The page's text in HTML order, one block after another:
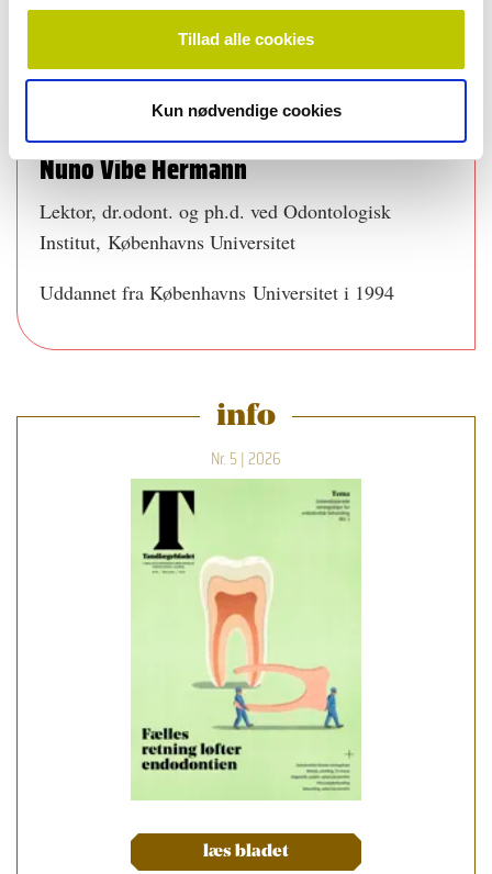
Tillad alle cookies
Kun nødvendige cookies
Nuno Vibe Hermann spørger:
Hvorfor har du valgt epitel som forskningsfelt? Hvad er
Nuno Vibe Hermann
Lektor, dr.odont. og ph.d. ved Odontologisk
Institut, Københavns Universitet
Uddannet fra Københavns Universitet i 1994
info
Nr. 5 | 2026
læs bladet